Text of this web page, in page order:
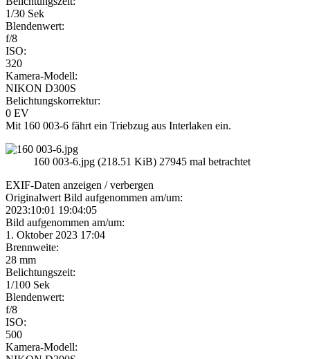
1/30 Sek
Blendenwert:
f/8
ISO:
320
Kamera-Modell:
NIKON D300S
Belichtungskorrektur:
0 EV
Mit 160 003-6 fährt ein Triebzug aus Interlaken ein.
160 003-6.jpg (218.51 KiB) 27945 mal betrachtet
EXIF-Daten anzeigen / verbergen
Originalwert Bild aufgenommen am/um:
2023:10:01 19:04:05
Bild aufgenommen am/um:
1. Oktober 2023 17:04
Brennweite:
28 mm
Belichtungszeit:
1/100 Sek
Blendenwert:
f/8
ISO:
500
Kamera-Modell: